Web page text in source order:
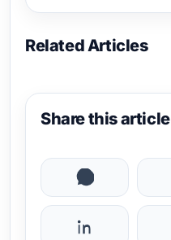
Related Articles
Share this article